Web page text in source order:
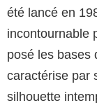
été lancé en
incontournable
posé les bases
caractérise par
silhouette